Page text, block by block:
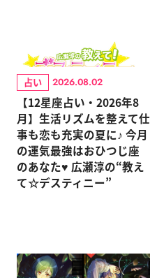
占い 2026.08.02
【12星座占い・2026年8
月】生活リズムを整えて仕
事も恋も充実の夏に♪ 今月
の運気最強はおひつじ座
のあなた♥ 広瀬淳の“教え
て☆デスティニー”